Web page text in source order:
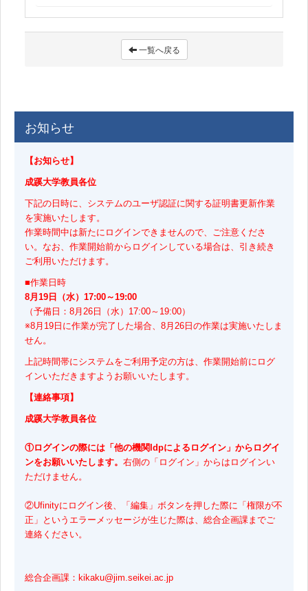
一覧へ戻る
お知らせ
【お知らせ】
成蹊大学教員各位
下記の日時に、システムのユーザ認証に関する証明書更新作業
を実施いたします。
作業時間中は新たにログインできませんので、ご注意くださ
い。なお、作業開始前からログインしている場合は、引き続き
ご利用いただけます。
■作業日時
8月19日（水）17:00～19:00
（予備日：8月26日（水）17:00～19:00）
※8月19日に作業が完了した場合、8月26日の作業は実施いたしま
せん。
上記時間帯にシステムをご利用予定の方は、作業開始前にログ
インいただきますようお願いいたします。
【連絡事項】
成蹊大学教員各位
①ログインの際には「他の機関Idpによるログイン」からログイ
ンをお願いいたします。 右側の「ログイン」からはログインい
ただけません。
②Ufinityにログイン後、「編集」ボタンを押した際に「権限が不
正」というエラーメッセージが生じた際は、総合企画課までご
連絡ください。
総合企画課：kikaku@jim.seikei.ac.jp